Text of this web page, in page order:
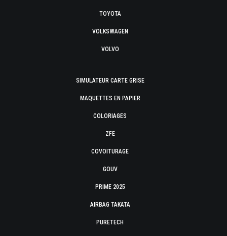
TOYOTA
VOLKSWAGEN
VOLVO
SIMULATEUR CARTE GRISE
MAQUETTES EN PAPIER
COLORIAGES
ZFE
COVOITURAGE
GOUV
PRIME 2025
AIRBAG TAKATA
PURETECH